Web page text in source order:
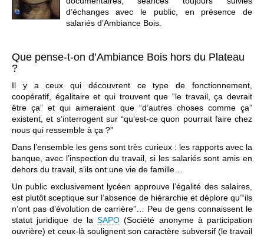
d’échanges avec le public, en présence de
salariés d’Ambiance Bois.
Que pense-t-on d’Ambiance Bois hors du Plateau
?
Il y a ceux qui découvrent ce type de fonctionnement,
coopératif, égalitaire et qui trouvent que “le travail, ça devrait
être ça” et qui aimeraient que “d’autres choses comme ça”
existent, et s’interrogent sur “qu’est-ce quon pourrait faire chez
nous qui ressemble à ça ?”
Dans l’ensemble les gens sont très curieux : les rapports avec la
banque, avec l’inspection du travail, si les salariés sont amis en
dehors du travail, s’ils ont une vie de famille…
Un public exclusivement lycéen approuve l’égalité des salaires,
est plutôt sceptique sur l’absence de hiérarchie et déplore qu’“ils
n’ont pas d’évolution de carrière”… Peu de gens connaissent le
statut juridique de la SAPO (Société anonyme à participation
ouvrière) et ceux-là soulignent son caractère subversif (le travail